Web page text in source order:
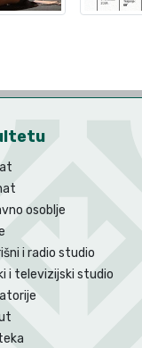
osoblje
i radio studio
i televizijski studio